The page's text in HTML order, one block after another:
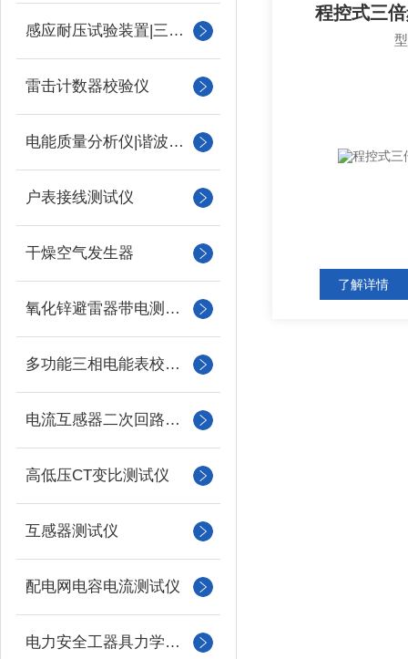
感应耐压试验装置|三倍频
雷击计数器校验仪
电能质量分析仪|谐波测试
户表接线测试仪
干燥空气发生器
氧化锌避雷器带电测试仪（氧化锌避雷器测试仪）
多功能三相电能表校验仪
电流互感器二次回路负载测试仪
高低压CT变比测试仪
互感器测试仪
配电网电容电流测试仪
电力安全工器具力学性能试验机
程控式三
了解详情